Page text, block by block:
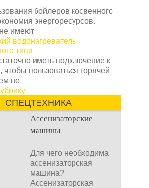
бойлеров косвенного
энергоресурсов.
имеют
водонагреватель
типа
иметь подключение к
чтобы пользоваться горячей
не
СПЕЦТЕХНИКА
Ассенизаторские
машины
Для чего необходима
ассенизаторская
машина?
Ассенизаторская